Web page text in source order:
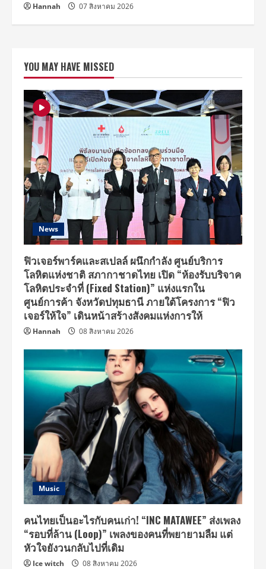
Hannah 07 สิงหาคม 2026
YOU MAY HAVE MISSED
News
ฟิวเจอร์พาร์คและสเปลล์ ผนึกกำลัง ศูนย์บริการ
โลหิตแห่งชาติ สภากาชาดไทย เปิด “ห้องรับบริจาค
โลหิตประจำที่ (Fixed Station)” แห่งแรกใน
ศูนย์การค้า จังหวัดปทุมธานี ภายใต้โครงการ “ฟิว
เจอร์ให้ใจ” เดินหน้าสร้างสังคมแห่งการให้
Hannah 08 สิงหาคม 2026
Music
คนไทยเป็นอะไรกับคนเก่า! “INC MATAWEE” ส่งเพลง
“รอบที่ล้าน (Loop)” เพลงของคนที่พยายามลืม แต่
หัวใจยังวนกลับไปที่เดิม
Ice witch 08 สิงหาคม 2026